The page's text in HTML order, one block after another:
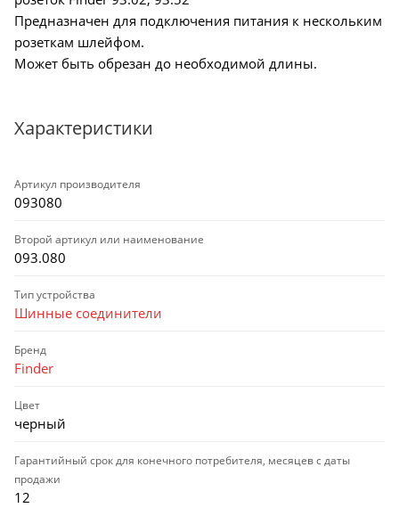
Предназначен для подключения питания к нескольким
розеткам шлейфом.
Может быть обрезан до необходимой длины.
Характеристики
Артикул производителя
093080
Второй артикул или наименование
093.080
Тип устройства
Шинные соединители
Бренд
Finder
Цвет
черный
Гарантийный срок для конечного потребителя, месяцев с даты
продажи
12